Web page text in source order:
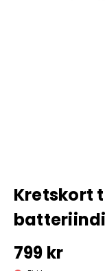
Kretskort
799 kr